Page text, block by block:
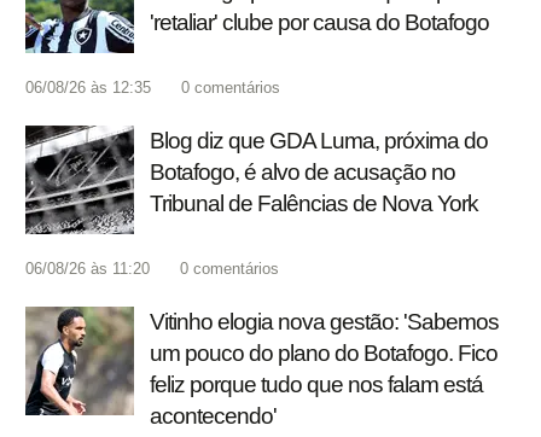
'retaliar' clube por causa do Botafogo
06/08/26 às 12:35 0 comentários
Blog diz que GDA Luma, próxima do
Botafogo, é alvo de acusação no
Tribunal de Falências de Nova York
06/08/26 às 11:20 0 comentários
Vitinho elogia nova gestão: 'Sabemos
um pouco do plano do Botafogo. Fico
feliz porque tudo que nos falam está
acontecendo'